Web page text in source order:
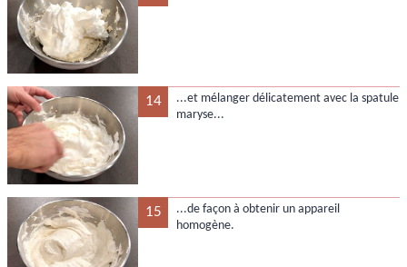
14
...et mélanger délicatement avec la spatule
maryse...
15
...de façon à obtenir un appareil
homogène.